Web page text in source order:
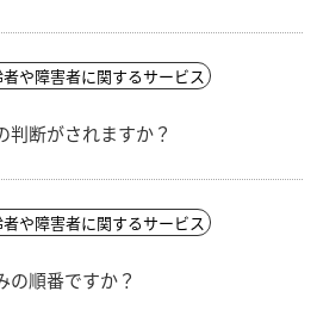
者や障害者に関するサービス
判断がされますか？
者や障害者に関するサービス
の順番ですか？